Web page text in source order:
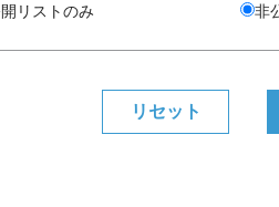
リストのみ 非